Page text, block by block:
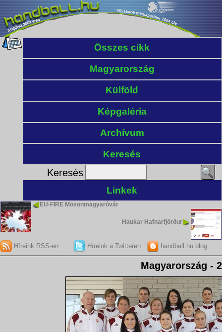
Összes cikk
Magyarország
Külföld
Képgaléria
Archívum
Keresés
Keresés
Linkek
EU-FIRE Mosonmagyaróvár
Haukar Hafnarfjörður
Híreink RSS-en Híreink a Twitteren handball.hu blog
Magyarország -